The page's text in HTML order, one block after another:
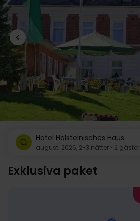
Hotel Holsteinisches Haus
augusti 2026, 2-3 nätter • 2 gäster
Exklusiva paket